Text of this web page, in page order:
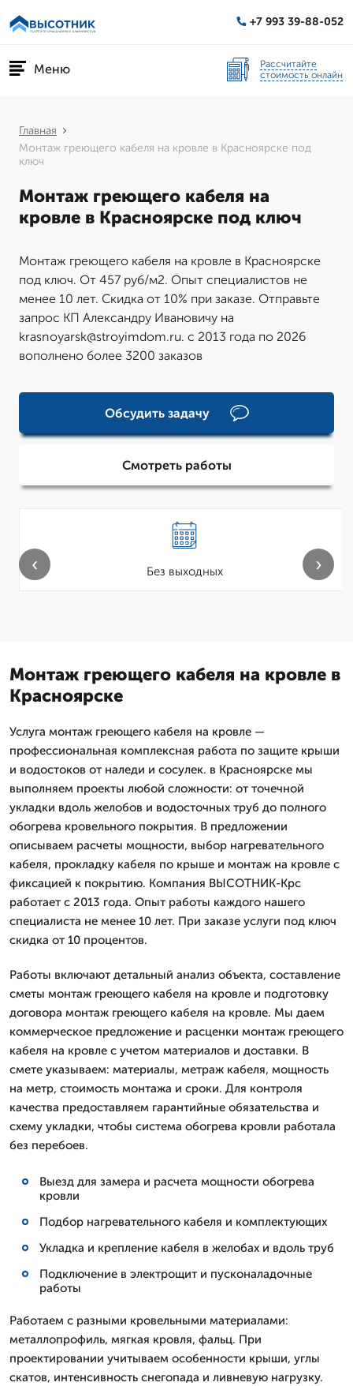
+7 993 39-88-052
Меню
Рассчитайте
стоимость онлайн
Главная
Монтаж греющего кабеля на кровле в Красноярске под
ключ
Монтаж греющего кабеля на
кровле в Красноярске под ключ
Монтаж греющего кабеля на кровле в Красноярске
под ключ. От 457 руб/м2. Опыт специалистов не
менее 10 лет. Скидка от 10% при заказе. Отправьте
запрос КП Александру Ивановичу на
krasnoyarsk@stroyimdom.ru. с 2013 года по 2026
вополнено более 3200 заказов
Обсудить задачу
Смотреть работы
Без выходных
‹ ›
Монтаж греющего кабеля на кровле в
Красноярске
Услуга монтаж греющего кабеля на кровле —
профессиональная комплексная работа по защите крыши
и водостоков от наледи и сосулек. в Красноярске мы
выполняем проекты любой сложности: от точечной
укладки вдоль желобов и водосточных труб до полного
обогрева кровельного покрытия. В предложении
описываем расчеты мощности, выбор нагревательного
кабеля, прокладку кабеля по крыше и монтаж на кровле с
фиксацией к покрытию. Компания ВЫСОТНИК-Крс
работает с 2013 года. Опыт работы каждого нашего
специалиста не менее 10 лет. При заказе услуги под ключ
скидка от 10 процентов.
Работы включают детальный анализ объекта, составление
сметы монтаж греющего кабеля на кровле и подготовку
договора монтаж греющего кабеля на кровле. Мы даем
коммерческое предложение и расценки монтаж греющего
кабеля на кровле с учетом материалов и доставки. В
смете указываем: материалы, метраж кабеля, мощность
на метр, стоимость монтажа и сроки. Для контроля
качества предоставляем гарантийные обязательства и
схему укладки, чтобы система обогрева кровли работала
без перебоев.
Выезд для замера и расчета мощности обогрева
кровли
Подбор нагревательного кабеля и комплектующих
Укладка и крепление кабеля в желобах и вдоль труб
Подключение в электрощит и пусконаладочные
работы
Работаем с разными кровельными материалами:
металлопрофиль, мягкая кровля, фальц. При
проектировании учитываем особенности крыши, углы
скатов, интенсивность снегопада и ливневую нагрузку.